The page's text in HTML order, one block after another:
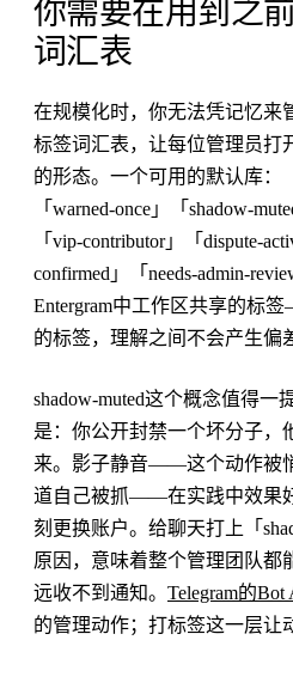
你需要在用到之
词汇表
在规模化时，你无法凭记忆来
标签词汇表，让每位管理员打
的形态。一个可用的默认库：「
「warned-once」「shadow-
「vip-contributor」「dispute-
confirmed」「needs-admin-
Entergram中工作区共享的标
的标签，理解之间不会产生偏
shadow-muted这个概念值得
是：你公开封禁一个坏分子，
来。影子静音——这个动作被
道自己被抓——在实践中效果
刻更换账户。给聊天打上「
原因，意味着整个管理团队都
远收不到通知。 Telegram的Bot
的管理动作；打标签这一层让